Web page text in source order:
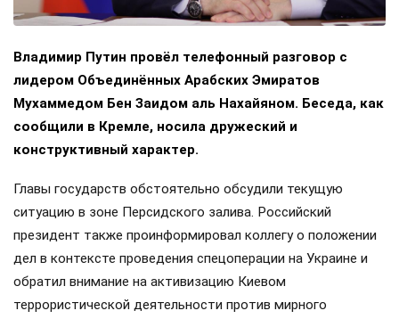
Владимир Путин провёл телефонный разговор с
лидером Объединённых Арабских Эмиратов
Мухаммедом Бен Заидом аль Нахайяном. Беседа, как
сообщили в Кремле, носила дружеский и
конструктивный характер.
Главы государств обстоятельно обсудили текущую
ситуацию в зоне Персидского залива. Российский
президент также проинформировал коллегу о положении
дел в контексте проведения спецоперации на Украине и
обратил внимание на активизацию Киевом
террористической деятельности против мирного